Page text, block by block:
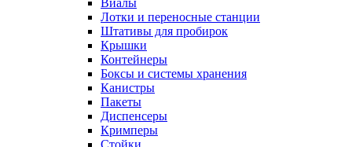
Виалы
Лотки и переносные станции
Штативы для пробирок
Крышки
Контейнеры
Боксы и системы хранения
Канистры
Пакеты
Диспенсеры
Кримперы
Стойки